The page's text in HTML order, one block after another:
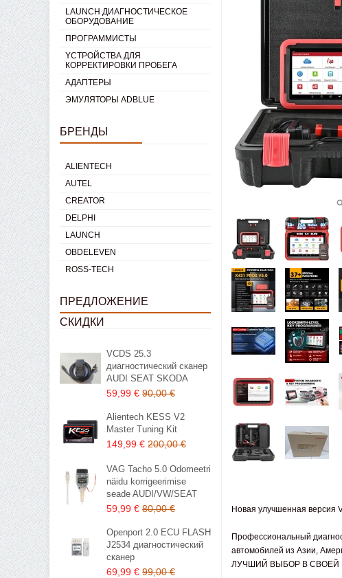
LAUNCH ДИАГНОСТИЧЕСКОЕ
ОБОРУДОВАНИЕ
ПРОГРАММИСТЫ
YСТРОЙСТВА ДЛЯ
КОРРЕКТИРОВКИ ПРОБЕГА
AДАПТЕРЫ
ЭМУЛЯТОРЫ ADBLUE
БРЕНДЫ
ALIENTECH
AUTEL
CREATOR
DELPHI
LAUNCH
OBDELEVEN
ROSS-TECH
ПРЕДЛОЖЕНИЕ
СКИДКИ
VCDS 25.3
диагностический сканер
AUDI SEAT SKODA
59,99 € 90,00 €
Alientech KESS V2
Master Tuning Kit
149,99 € 200,00 €
VAG Tacho 5.0 Odomeetri
näidu korrigeerimise
seade AUDI/VW/SEAT
59,99 € 80,00 €
Openport 2.0 ECU FLASH
J2534 диагностический
сканер
69,99 € 99,00 €
Новая улучшенная версия
Профессиональный
автомобилей из Азии,
ЛУЧШИЙ ВЫБОР В СВОЕЙ